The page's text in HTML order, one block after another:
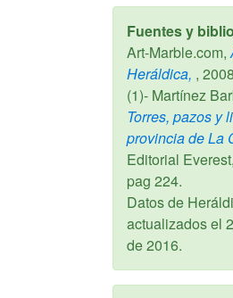
Fuentes y
Art-Marble.com,
Heráldica, , 2008
(1)- Martínez
Torres, pazos y
provincia de La
Editorial
pag 224.
Datos de
actualizados el
de 2016.